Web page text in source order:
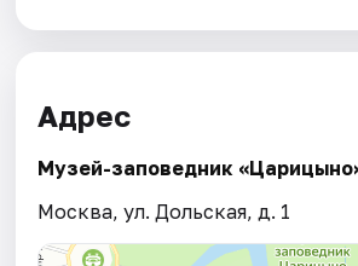
Адрес
Музей-заповедник
Москва, ул. Дольская, д. 1